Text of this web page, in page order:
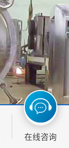
在线咨询